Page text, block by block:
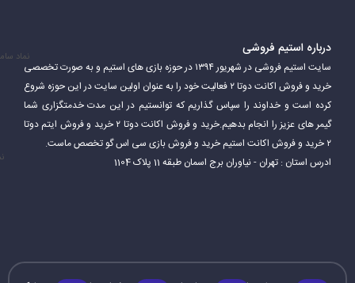
درباره استیم فروشی
سایت استیم فروشی در شهریور ۱۳۹۴ در حوزه بازی های استیم و به صورت تخصصی
خرید و فروش اکانت دوتا ۲ فعالیت خود را به عنوان اولین سایت در این حوزه شروع
کرده است و خداوند را سپاس گذاریم که توانستیم در این مدت خدمتگزاری شما
گیمر های عزیز را انجام بدهیم.خرید و فروش اکانت دوتا ۲ خرید و فروش ایتم دوتا
۲ خرید و فروش اکانت استیم خرید و فروش بازی سی اس گو تخصص ماست.
ادرس استان : تهران - نیاوران برج اسمان طبقه 11 پلاک 1104
نماد